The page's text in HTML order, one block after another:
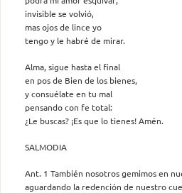
invisible se volvió,
mas ojos de lince yo
tengo y le habré de mirar.
Alma, sigue hasta el final
en pos de Bien de los bienes,
y consuélate en tu mal
pensando con fe total:
¿Le buscas? ¡Es que lo tienes! Amén.
SALMODIA
Ant. 1 También nosotros gemimos en
aguardando la redención de nuestro